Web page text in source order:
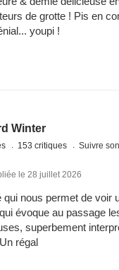
de grotte ! Pis en
youpi !
Winter
153 critiques Suivre
le 28 juillet 2026
qui nous permet de voir
évoque au passage
superbement
régal